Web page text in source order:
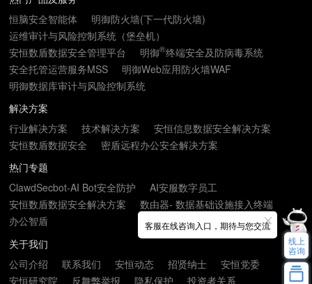
恒脑安全智能体
明御防火墙(下一代防火墙)
运维审计与风险控制系统（堡垒机）
安恒数盾数据安全管理平台
明御®终端安全及防病毒系统
安全托管运营服务MSS
明御Web应用防火墙WAF
明御数据库审计与风险控制系统
解决方案
行业解决方案
技术解决方案
安恒信息数据安全解决方案
安恒数盾数据安全
密盾远程办公安全解决方案
热门专题
ClawdSecbot-AI Bot安全防护
AI安服数字员工
安恒数盾数据安全解决方案
数由器- 数据基础设施接入终端
办公智盾
关于我们
公司介绍
联系我们 安恒动态 招贤纳士
安恒党委
安恒研究院
反舞弊举报 隐私保护 投资者关系
客服在线咨询入口，期待与您交流
线上
咨询